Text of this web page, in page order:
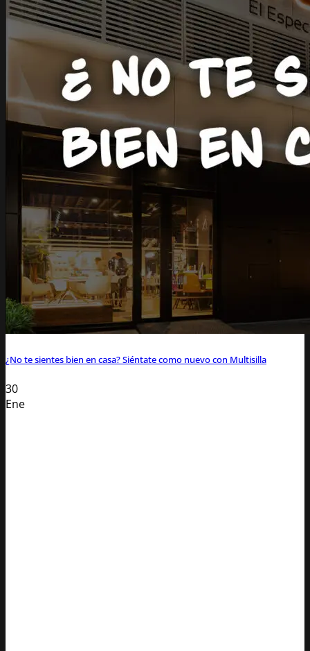
¿No te sientes bien en casa? Siéntate como nuevo con Multisilla
30
Ene